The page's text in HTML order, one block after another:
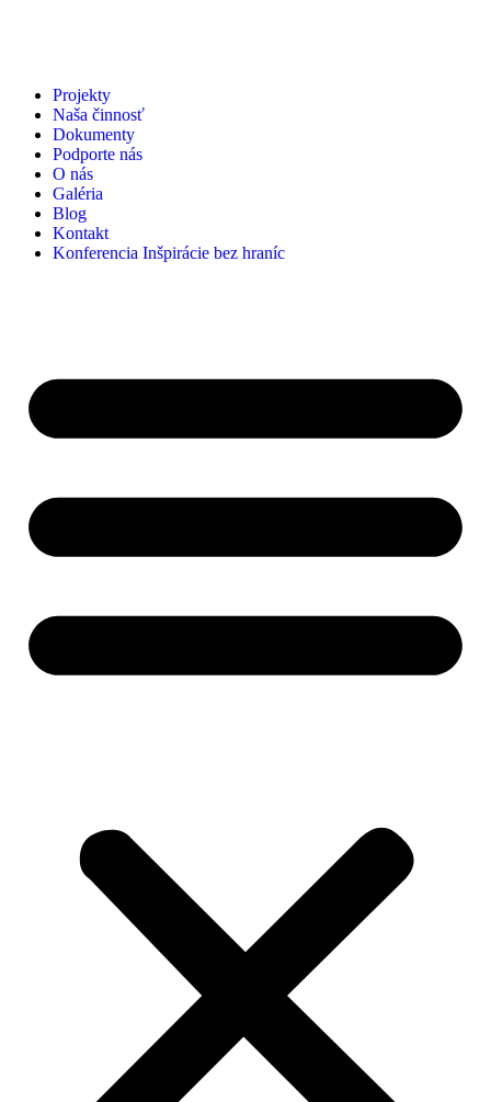
Projekty
Naša činnosť
Dokumenty
Podporte nás
O nás
Galéria
Blog
Kontakt
Konferencia Inšpirácie bez hraníc